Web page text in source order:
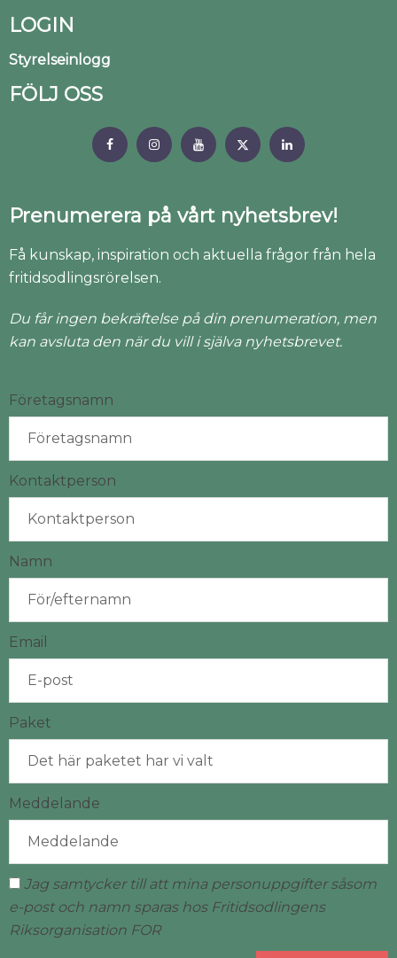
LOGIN
Styrelseinlogg
FÖLJ OSS
Prenumerera på vårt nyhetsbrev!
Få kunskap, inspiration och aktuella frågor från hela
fritidsodlingsrörelsen.
Du får ingen bekräftelse på din prenumeration, men
kan avsluta den när du vill i själva nyhetsbrevet.
Företagsnamn
Kontaktperson
Namn
Email
Paket
Meddelande
Jag samtycker till att mina personuppgifter såsom
e-post och namn sparas hos Fritidsodlingens
Riksorganisation FOR